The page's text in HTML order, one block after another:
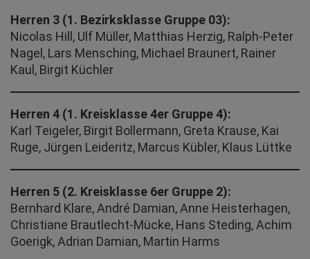
Herren 3 (1. Bezirksklasse Gruppe 03):
Nicolas Hill, Ulf Müller, Matthias Herzig, Ralph-Peter
Nagel, Lars Mensching, Michael Braunert, Rainer
Kaul, Birgit Küchler
Herren 4 (1. Kreisklasse 4er Gruppe 4):
Karl Teigeler, Birgit Bollermann, Greta Krause, Kai
Ruge, Jürgen Leideritz, Marcus Kübler, Klaus Lüttke
Herren 5 (2. Kreisklasse 6er Gruppe 2):
Bernhard Klare, André Damian, Anne Heisterhagen,
Christiane Brautlecht-Mücke, Hans Steding, Achim
Goerigk, Adrian Damian, Martin Harms